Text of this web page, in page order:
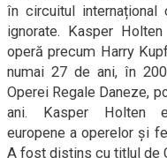
în circuitul internațional
ignorate. Kasper
operă precum Harry
numai 27 de ani, în
Operei Regale Daneze,
ani. Kasper Holten
europene a operelor şi
A fost distins cu titlul de